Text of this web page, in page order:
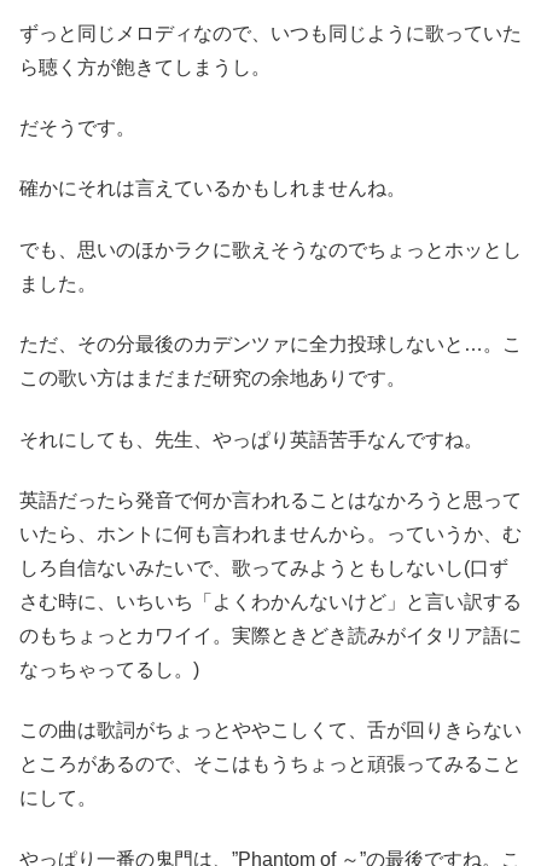
ずっと同じメロディなので、いつも同じように歌っていた
ら聴く方が飽きてしまうし。
だそうです。
確かにそれは言えているかもしれませんね。
でも、思いのほかラクに歌えそうなのでちょっとホッとし
ました。
ただ、その分最後のカデンツァに全力投球しないと…。こ
この歌い方はまだまだ研究の余地ありです。
それにしても、先生、やっぱり英語苦手なんですね。
英語だったら発音で何か言われることはなかろうと思って
いたら、ホントに何も言われませんから。っていうか、む
しろ自信ないみたいで、歌ってみようともしないし(口ず
さむ時に、いちいち「よくわかんないけど」と言い訳する
のもちょっとカワイイ。実際ときどき読みがイタリア語に
なっちゃってるし。)
この曲は歌詞がちょっとややこしくて、舌が回りきらない
ところがあるので、そこはもうちょっと頑張ってみること
にして。
やっぱり一番の鬼門は、”Phantom of ～”の最後ですね。こ